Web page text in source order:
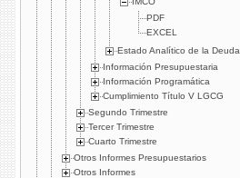
PDF
EXCEL
Estado Analítico de la
Información Presupuestaria
Información Programática
Cumplimiento Título V LGCG
Segundo Trimestre
Tercer Trimestre
Cuarto Trimestre
Otros Informes Presupuestarios
Otros Informes